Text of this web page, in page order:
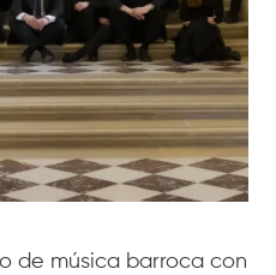
de música barroca con